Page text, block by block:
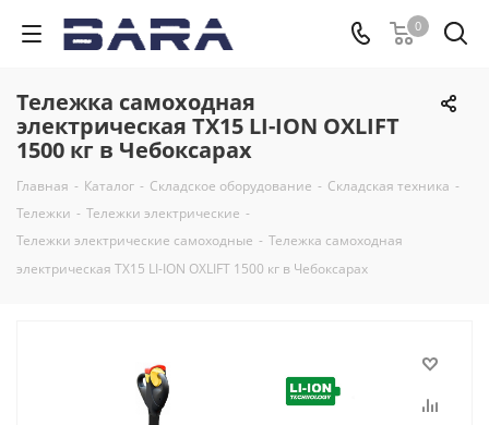
0
Тележка самоходная
электрическая TX15 LI-ION OXLIFT
1500 кг в Чебоксарах
Главная - Каталог - Складское оборудование - Складская техника -
Тележки - Тележки электрические -
Тележки электрические самоходные - Тележка самоходная
электрическая TX15 LI-ION OXLIFT 1500 кг в Чебоксарах